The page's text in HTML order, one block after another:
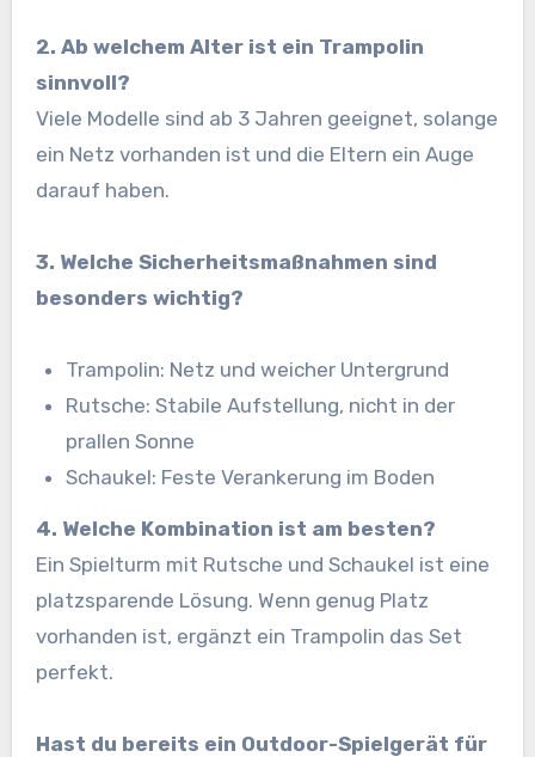
2. Ab welchem Alter ist ein Trampolin
sinnvoll?
Viele Modelle sind ab 3 Jahren geeignet, solange
ein Netz vorhanden ist und die Eltern ein Auge
darauf haben.
3. Welche Sicherheitsmaßnahmen sind
besonders wichtig?
Trampolin: Netz und weicher Untergrund
Rutsche: Stabile Aufstellung, nicht in der
prallen Sonne
Schaukel: Feste Verankerung im Boden
4. Welche Kombination ist am besten?
Ein Spielturm mit Rutsche und Schaukel ist eine
platzsparende Lösung. Wenn genug Platz
vorhanden ist, ergänzt ein Trampolin das Set
perfekt.
Hast du bereits ein Outdoor-Spielgerät für